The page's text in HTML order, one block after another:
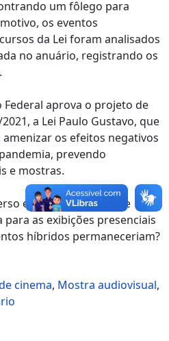
um fôlego para
os eventos
da Lei foram analisados
no anuário, registrando os
Federal aprova o projeto de
a Lei Paulo Gustavo, que
amenizar os efeitos negativos
prevendo
e mostras.
em que os festivais e
as exibições presenciais
híbridos permaneceriam?
cinema, Mostra audiovisual,